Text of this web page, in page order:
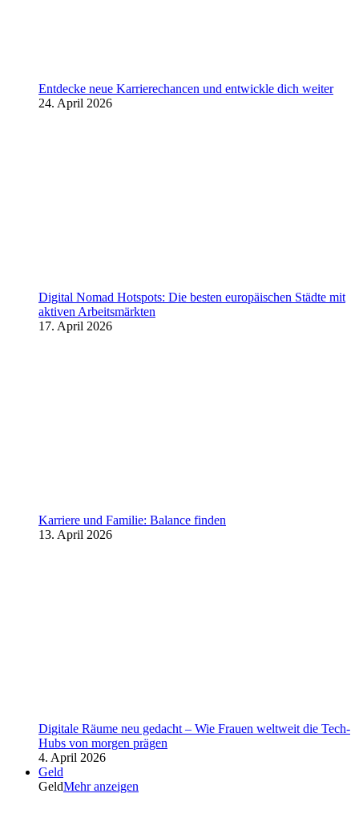
Entdecke neue Karrierechancen und entwickle dich weiter
24. April 2026
Digital Nomad Hotspots: Die besten europäischen Städte mit
aktiven Arbeitsmärkten
17. April 2026
Karriere und Familie: Balance finden
13. April 2026
Digitale Räume neu gedacht – Wie Frauen weltweit die Tech-
Hubs von morgen prägen
4. April 2026
Geld
GeldMehr anzeigen